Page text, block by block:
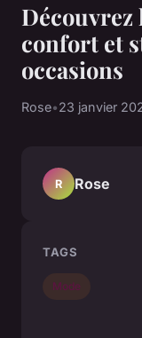
Découvrez
confort et
occasions
Rose•23 janvier
R Rose
TAGS
Mode